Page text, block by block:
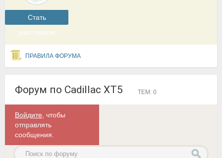
Cтать
участником
ПРАВИЛА ФОРУМА
Форум по Cadillac XT5 ТЕМ: 0
Войдите , чтобы
отправлять
сообщения.